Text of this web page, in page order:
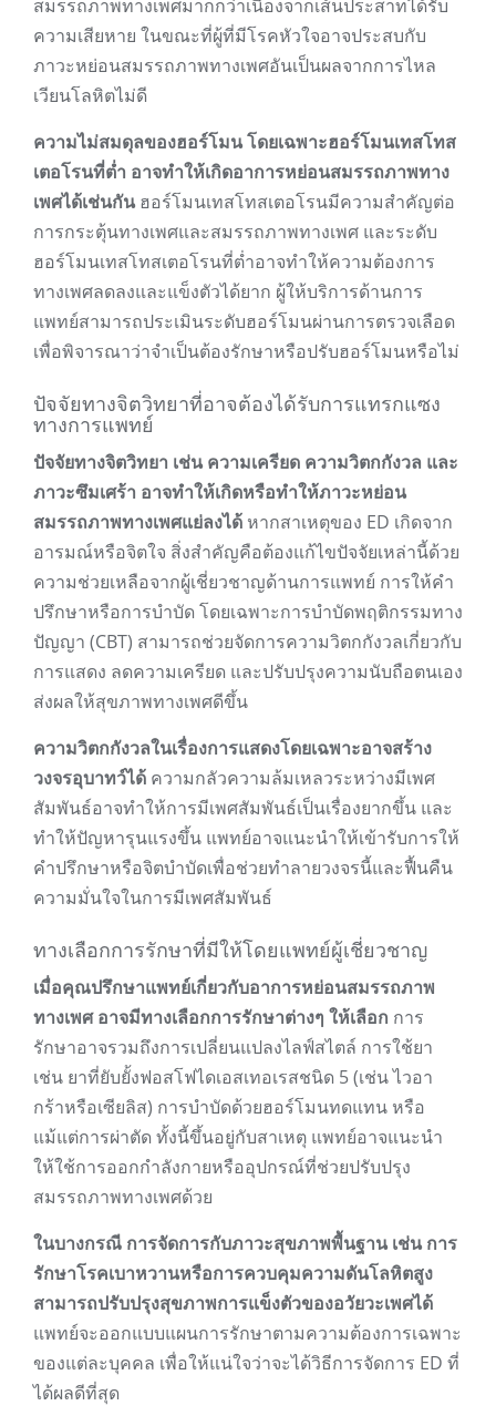
สมรรถภาพทางเพศมากกว่าเนื่องจากเส้นประสาทได้รับ
ความเสียหาย ในขณะที่ผู้ที่มีโรคหัวใจอาจประสบกับ
ภาวะหย่อนสมรรถภาพทางเพศอันเป็นผลจากการไหล
เวียนโลหิตไม่ดี
ความไม่สมดุลของฮอร์โมน โดยเฉพาะฮอร์โมนเทสโทส
เตอโรนที่ต่ำ อาจทำให้เกิดอาการหย่อนสมรรถภาพทาง
เพศได้เช่นกันฮอร์โมนเทสโทสเตอโรนมีความสำคัญต่อ
การกระตุ้นทางเพศและสมรรถภาพทางเพศ และระดับ
ฮอร์โมนเทสโทสเตอโรนที่ต่ำอาจทำให้ความต้องการ
ทางเพศลดลงและแข็งตัวได้ยาก ผู้ให้บริการด้านการ
แพทย์สามารถประเมินระดับฮอร์โมนผ่านการตรวจเลือด
เพื่อพิจารณาว่าจำเป็นต้องรักษาหรือปรับฮอร์โมนหรือไม่
ปัจจัยทางจิตวิทยาที่อาจต้องได้รับการแทรกแซง
ทางการแพทย์
ปัจจัยทางจิตวิทยา เช่น ความเครียด ความวิตกกังวล และ
ภาวะซึมเศร้า อาจทำให้เกิดหรือทำให้ภาวะหย่อน
สมรรถภาพทางเพศแย่ลงได้ หากสาเหตุของ ED เกิดจาก
อารมณ์หรือจิตใจ สิ่งสำคัญคือต้องแก้ไขปัจจัยเหล่านี้ด้วย
ความช่วยเหลือจากผู้เชี่ยวชาญด้านการแพทย์ การให้คำ
ปรึกษาหรือการบำบัด โดยเฉพาะการบำบัดพฤติกรรมทาง
ปัญญา (CBT) สามารถช่วยจัดการความวิตกกังวลเกี่ยวกับ
การแสดง ลดความเครียด และปรับปรุงความนับถือตนเอง
ส่งผลให้สุขภาพทางเพศดีขึ้น
ความวิตกกังวลในเรื่องการแสดงโดยเฉพาะอาจสร้าง
วงจรอุบาทว์ได้ ความกลัวความล้มเหลวระหว่างมีเพศ
สัมพันธ์อาจทำให้การมีเพศสัมพันธ์เป็นเรื่องยากขึ้น และ
ทำให้ปัญหารุนแรงขึ้น แพทย์อาจแนะนำให้เข้ารับการให้
คำปรึกษาหรือจิตบำบัดเพื่อช่วยทำลายวงจรนี้และฟื้นคืน
ความมั่นใจในการมีเพศสัมพันธ์
ทางเลือกการรักษาที่มีให้โดยแพทย์ผู้เชี่ยวชาญ
เมื่อคุณปรึกษาแพทย์เกี่ยวกับอาการหย่อนสมรรถภาพ
ทางเพศ อาจมีทางเลือกการรักษาต่างๆ ให้เลือก การ
รักษาอาจรวมถึงการเปลี่ยนแปลงไลฟ์สไตล์ การใช้ยา
เช่น ยาที่ยับยั้งฟอสโฟไดเอสเทอเรสชนิด 5 (เช่น ไวอา
กร้าหรือเซียลิส) การบำบัดด้วยฮอร์โมนทดแทน หรือ
แม้แต่การผ่าตัด ทั้งนี้ขึ้นอยู่กับสาเหตุ แพทย์อาจแนะนำ
ให้ใช้การออกกำลังกายหรืออุปกรณ์ที่ช่วยปรับปรุง
สมรรถภาพทางเพศด้วย
ในบางกรณี การจัดการกับภาวะสุขภาพพื้นฐาน เช่น การ
รักษาโรคเบาหวานหรือการควบคุมความดันโลหิตสูง
สามารถปรับปรุงสุขภาพการแข็งตัวของอวัยวะเพศได้
แพทย์จะออกแบบแผนการรักษาตามความต้องการเฉพาะ
ของแต่ละบุคคล เพื่อให้แน่ใจว่าจะได้วิธีการจัดการ ED ที่
ได้ผลดีที่สุด